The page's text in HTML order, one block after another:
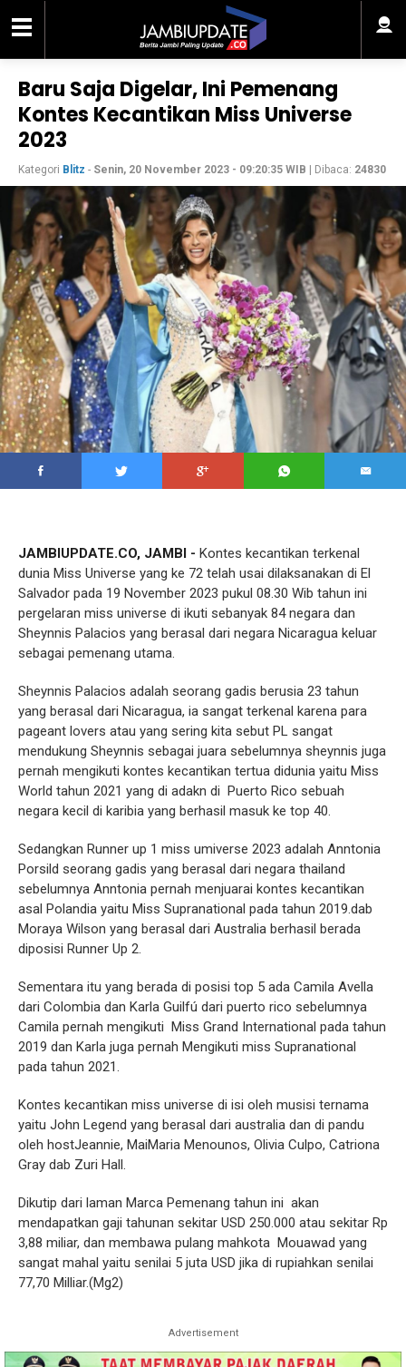
Baru Saja Digelar, Ini Pemenang
Kontes Kecantikan Miss Universe
2023
Kategori Blitz - Senin, 20 November 2023 - 09:20:35 WIB | Dibaca: 24830
JAMBIUPDATE.CO, JAMBI - Kontes kecantikan terkenal
dunia Miss Universe yang ke 72 telah usai dilaksanakan di El
Salvador pada 19 November 2023 pukul 08.30 Wib tahun ini
pergelaran miss universe di ikuti sebanyak 84 negara dan
Sheynnis Palacios yang berasal dari negara Nicaragua keluar
sebagai pemenang utama.
Sheynnis Palacios adalah seorang gadis berusia 23 tahun
yang berasal dari Nicaragua, ia sangat terkenal karena para
pageant lovers atau yang sering kita sebut PL sangat
mendukung Sheynnis sebagai juara sebelumnya sheynnis juga
pernah mengikuti kontes kecantikan tertua didunia yaitu Miss
World tahun 2021 yang di adakn di Puerto Rico sebuah
negara kecil di karibia yang berhasil masuk ke top 40.
Sedangkan Runner up 1 miss umiverse 2023 adalah Anntonia
Porsild seorang gadis yang berasal dari negara thailand
sebelumnya Anntonia pernah menjuarai kontes kecantikan
asal Polandia yaitu Miss Supranational pada tahun 2019.dab
Moraya Wilson yang berasal dari Australia berhasil berada
diposisi Runner Up 2.
Sementara itu yang berada di posisi top 5 ada Camila Avella
dari Colombia dan Karla Guilfú dari puerto rico sebelumnya
Camila pernah mengikuti Miss Grand International pada tahun
2019 dan Karla juga pernah Mengikuti miss Supranational
pada tahun 2021.
Kontes kecantikan miss universe di isi oleh musisi ternama
yaitu John Legend yang berasal dari australia dan di pandu
oleh hostJeannie, MaiMaria Menounos, Olivia Culpo, Catriona
Gray dab Zuri Hall.
Dikutip dari laman Marca Pemenang tahun ini akan
mendapatkan gaji tahunan sekitar USD 250.000 atau sekitar Rp
3,88 miliar, dan membawa pulang mahkota Mouawad yang
sangat mahal yaitu senilai 5 juta USD jika di rupiahkan senilai
77,70 Milliar.(Mg2)
Advertisement